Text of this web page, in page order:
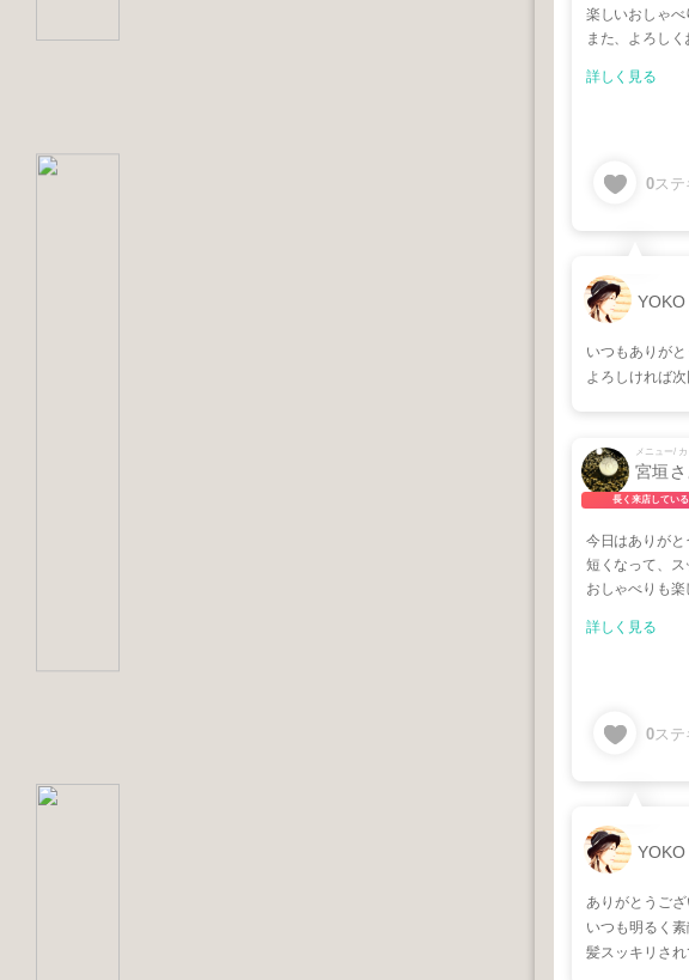
楽しいおしゃべ
また、よろし
詳しく見る
0ステ
YOKO
いつもありが
よろしければ
メニュー/
宮垣さ
長く来店してい
今日はありがと
短くなって、
おしゃべりも楽
詳しく見る
0ステ
YOKO
ありがとうご
いつも明るく素
髪スッキリさ